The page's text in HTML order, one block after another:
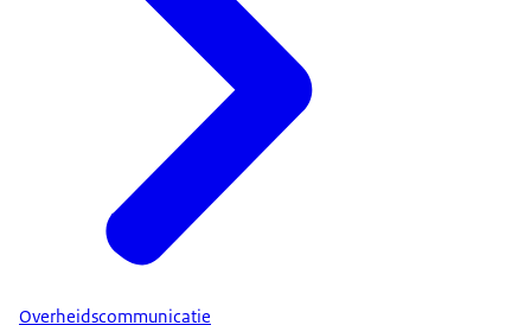
Overheidscommunicatie